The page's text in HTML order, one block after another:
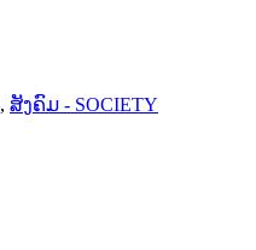
, ສັງຄົມ - SOCIETY